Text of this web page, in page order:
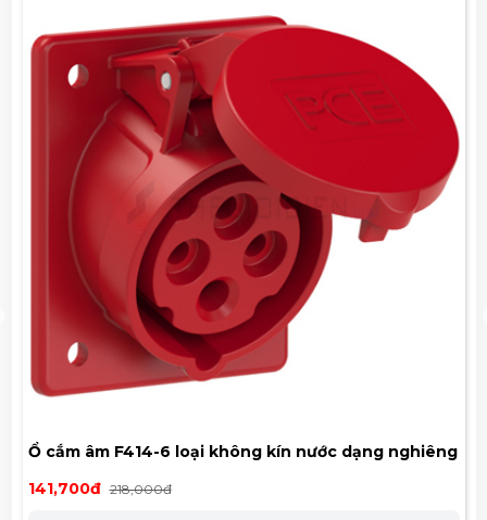
Ổ cắm âm F414-6 loại không kín nước dạng nghiêng
PCE 16A 4P 400V IP44
141,700đ 218,000đ